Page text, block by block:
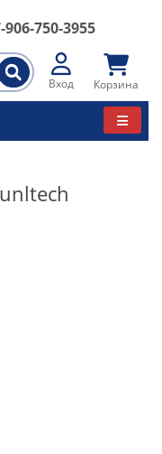
906-750-3955
Вход Корзина